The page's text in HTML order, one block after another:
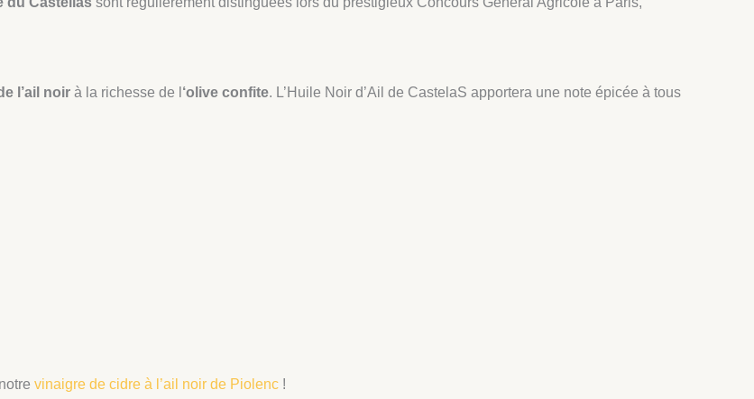
l’ail noir à la richesse de l ‘olive confite. L’Huile Noir d’Ail de CastelaS apportera une note épicée à tous
vinaigre de cidre à l’ail noir de Piolenc !